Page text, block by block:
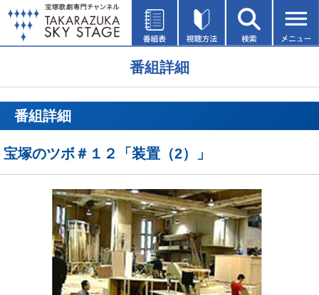
番組詳細
番組詳細
宝塚のツボ＃１２「装置（2）」